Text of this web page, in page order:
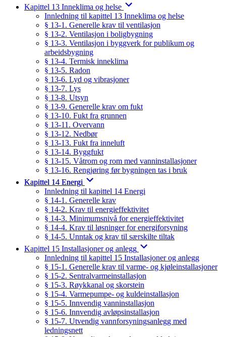
Kapittel 13 Inneklima og helse
Innledning til kapittel 13 Inneklima og helse
§ 13-1. Generelle krav til ventilasjon
§ 13-2. Ventilasjon i boligbygning
§ 13-3. Ventilasjon i byggverk for publikum og
arbeidsbygning
§ 13-4. Termisk inneklima
§ 13-5. Radon
§ 13-6. Lyd og vibrasjoner
§ 13-7. Lys
§ 13-8. Utsyn
§ 13-9. Generelle krav om fukt
§ 13-10. Fukt fra grunnen
§ 13-11. Overvann
§ 13-12. Nedbør
§ 13-13. Fukt fra inneluft
§ 13-14. Byggfukt
§ 13-15. Våtrom og rom med vanninstallasjoner
§ 13-16. Rengjøring før bygningen tas i bruk
Kapittel 14 Energi
Innledning til kapittel 14 Energi
§ 14-1. Generelle krav
§ 14-2. Krav til energieffektivitet
§ 14-3. Minimumsnivå for energieffektivitet
§ 14-4. Krav til løsninger for energiforsyning
§ 14-5. Unntak og krav til særskilte tiltak
Kapittel 15 Installasjoner og anlegg
Innledning til kapittel 15 Installasjoner og anlegg
§ 15-1. Generelle krav til varme- og kjøleinstallasjoner
§ 15-2. Sentralvarmeinstallasjon
§ 15-3. Røykkanal og skorstein
§ 15-4. Varmepumpe- og kuldeinstallasjon
§ 15-5. Innvendig vanninstallasjon
§ 15-6. Innvendig avløpsinstallasjon
§ 15-7. Utvendig vannforsyningsanlegg med
ledningsnett